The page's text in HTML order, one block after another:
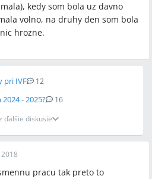
kedy som bola uz davno
volno, na druhy den som bola
hrozne.
pri IVF 12
- 2025?
16
ďalšie diskusie
pracu tak preto to